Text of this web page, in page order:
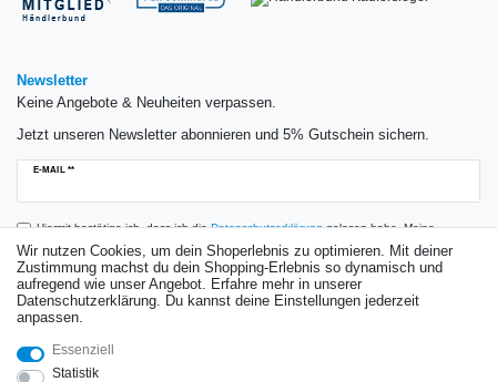
Newsletter
Keine Angebote & Neuheiten verpassen.
Jetzt unseren Newsletter abonnieren und 5% Gutschein sichern.
E-MAIL **
Newsletter
Hiermit bestätige ich, dass ich dieDaten­schutz­erklärunggelesen habe. Meine
Einwilligung kann ich jederzeit widerrufen.**
Abonnieren
Bewertungen
Wir nutzen Cookies, um dein Shoperlebnis zu optimieren. Mit deiner
Zustimmung machst du dein Shopping-Erlebnis so dynamisch und
aufregend wie unser Angebot. Erfahre mehr in unserer
Datenschutzerklärung. Du kannst deine Einstellungen jederzeit
anpassen.
Essenziell
Statistik